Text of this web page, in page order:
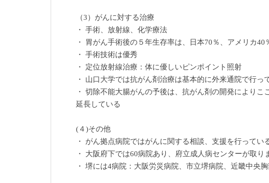
（3）がんに対する治療
・ 手術、放射線、化学療法
・ 胃がん手術後の５年生存率は、日本70％、アメリカ
・ 手術技術は優秀
・ 定位放射線治療：体に優しいピンポイント照射
・ 山口大学では抗がん剤治療は基本的に外来通院で行っ
・ 切除不能大腸がんの予後は、抗がん剤の開発によりこ
延長している
(４)その他
・ がん拠点病院ではがんに関する相談、支援を行ってい
・ 大阪府下では60病院あり、府立成人病センターが取り
・ 堺には4病院：大阪労災病院、市立堺病院、近畿中央